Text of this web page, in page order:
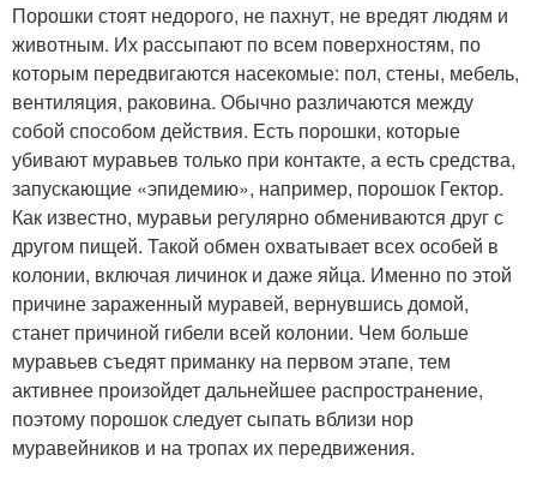
Порошки стоят недорого, не пахнут, не вредят людям и
животным. Их рассыпают по всем поверхностям, по
которым передвигаются насекомые: пол, стены, мебель,
вентиляция, раковина. Обычно различаются между
собой способом действия. Есть порошки, которые
убивают муравьев только при контакте, а есть средства,
запускающие «эпидемию», например, порошок Гектор.
Как известно, муравьи регулярно обмениваются друг с
другом пищей. Такой обмен охватывает всех особей в
колонии, включая личинок и даже яйца. Именно по этой
причине зараженный муравей, вернувшись домой,
станет причиной гибели всей колонии. Чем больше
муравьев съедят приманку на первом этапе, тем
активнее произойдет дальнейшее распространение,
поэтому порошок следует сыпать вблизи нор
муравейников и на тропах их передвижения.